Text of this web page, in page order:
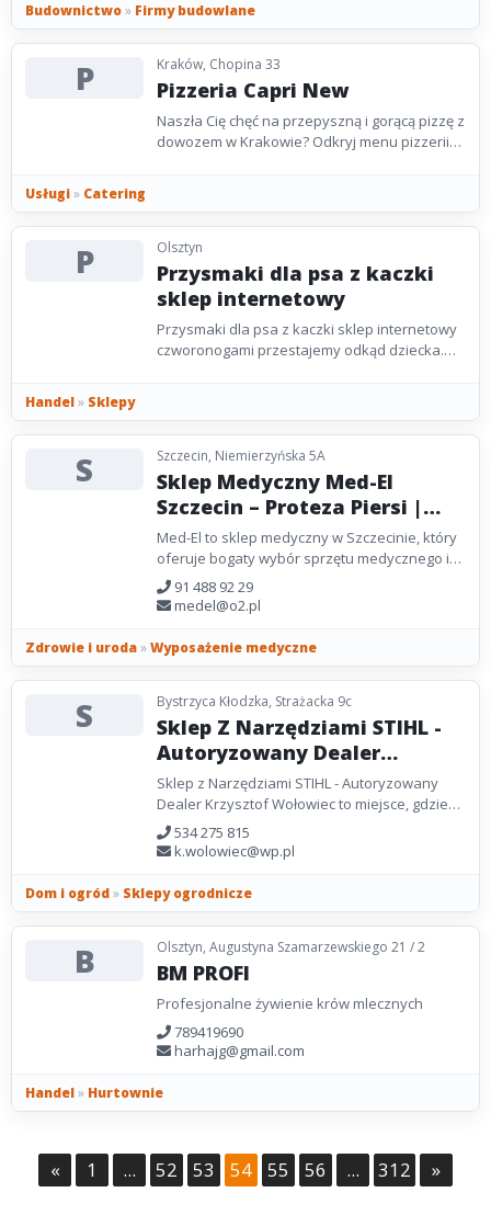
Budownictwo» Firmy budowlane
P Kraków, Chopina 33
Pizzeria Capri New
Naszła Cię chęć na przepyszną i gorącą pizzę z
dowozem w Krakowie? Odkryj menu pizzerii
Usługi» Catering
P Olsztyn
Przysmaki dla psa z kaczki
sklep internetowy
Przysmaki dla psa z kaczki sklep internetowy
czworonogami przestajemy odkąd dziecka.
Handel» Sklepy
S Szczecin, Niemierzyńska 5A
Sklep Medyczny Med-El
Szczecin – Proteza Piersi |
Worki Stomijne | Biustonosze
Dla Amazonek | Sprzęt
Medyczny
Med-El to sklep medyczny w Szczecinie, który
oferuje bogaty wybór sprzętu medycznego i
ortopedycznego. W naszej ofercie znajdują
się między...
91 488 92 29
medel@o2.pl
Zdrowie i uroda»Wyposażenie medyczne
S Bystrzyca Kłodzka, Strażacka 9c
Sklep Z Narzędziami STIHL -
Autoryzowany Dealer
Krzysztof Wołowiec | Serwis
Gaśnic
Sklep z Narzędziami STIHL - Autoryzowany
Dealer Krzysztof Wołowiec to miejsce, gdzie
znajdziesz niezawodne kosiarki, pilarki
łańcuchowe oraz...
534 275 815
k.wolowiec@wp.pl
Dom i ogród» Sklepy ogrodnicze
B Olsztyn, Augustyna Szamarzewskiego 21 / 2
BM PROFI
Profesjonalne żywienie krów mlecznych
789419690
harhajg@gmail.com
Handel» Hurtownie
« 1 ... 52 53 54 55 56 ... 312 »